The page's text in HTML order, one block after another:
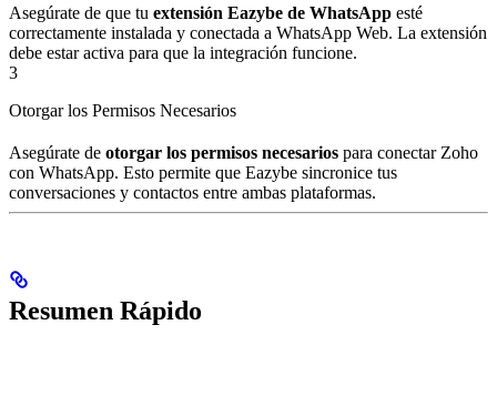
Asegúrate de que tu extensión Eazybe de WhatsApp esté
correctamente instalada y conectada a WhatsApp Web. La extensión
debe estar activa para que la integración funcione.
3
Otorgar los Permisos Necesarios
Asegúrate de otorgar los permisos necesarios para conectar Zoho
con WhatsApp. Esto permite que Eazybe sincronice tus
conversaciones y contactos entre ambas plataformas.
Resumen Rápido